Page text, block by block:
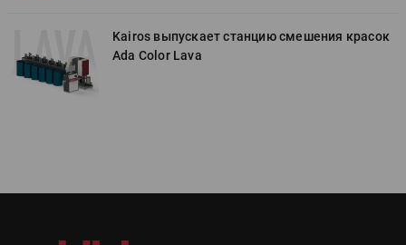
Kairos выпускает станцию смешения красок
Ada Color Lava